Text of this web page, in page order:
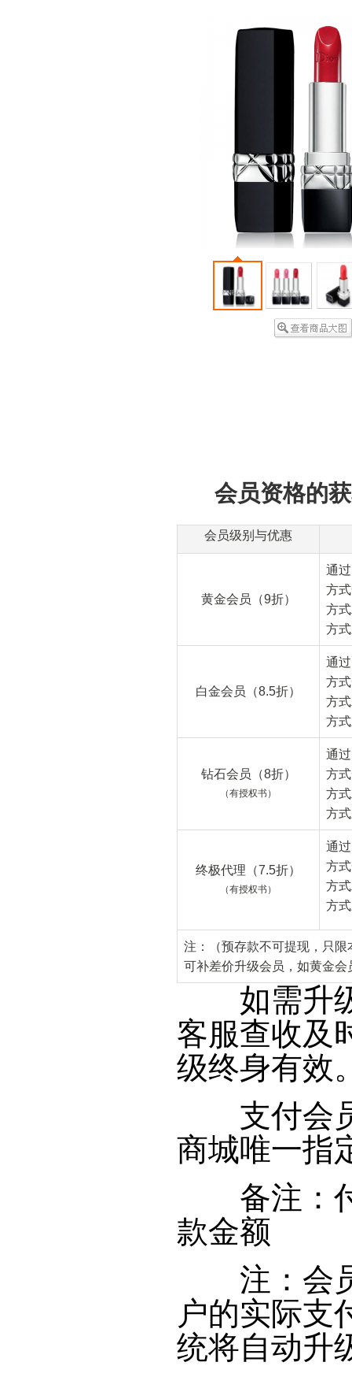
会员资格的
会员级别与优惠
黄金会员（9折）
通
方
方
方
白金会员（8.5折）
通
方
方
方
钻石会员（8折）
（有授权书）
通
方
方
方
终极代理（7.5折）
（有授权书）
通
方
方
方
注： （预存款不可提现， 只限
可补差价升级会员，如黄金
如需升级
客服查收及
级终身有效
支付会员
商城唯一指
备注：付
款金额
注：会员
户的实际支
统将自动升